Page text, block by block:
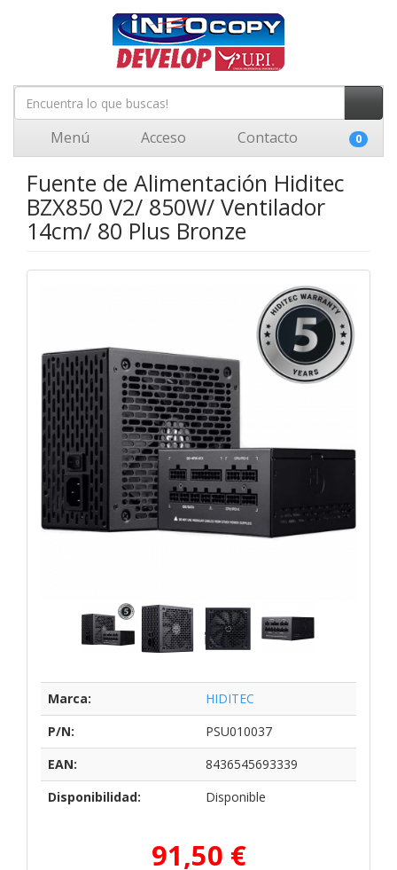
Menú Acceso Contacto 0
Fuente de Alimentación Hiditec
BZX850 V2/ 850W/ Ventilador
14cm/ 80 Plus Bronze
Marca:
HIDITEC
P/N:
PSU010037
EAN:
8436545693339
Disponibilidad:
Disponible
91,50 €